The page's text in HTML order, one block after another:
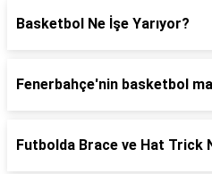
Basketbol Ne İşe Yarıyor?
Fenerbahçe'nin basketbol
Futbolda Brace ve Hat Trick